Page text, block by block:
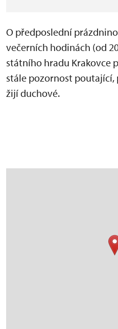
O předposlední
večerních hodinách (od
státního hradu Krakovce
stále pozornost
žijí duchové.